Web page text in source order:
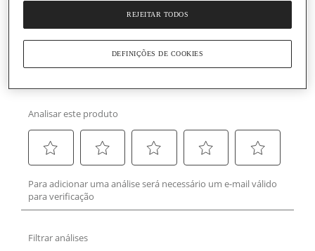
REJEITAR TODOS
DEFINIÇÕES DE COOKIES